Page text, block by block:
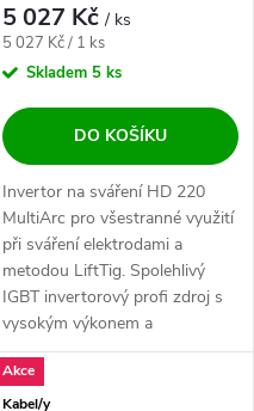
5 027 Kč/ ks
Měrná cena:
5 027 Kč / 1 ks
Skladem 5 ks
DO KOŠÍKU
Invertor na sváření HD 220
MultiArc pro všestranné využití
při sváření elektrodami a
metodou LiftTig. Spolehlivý
IGBT invertorový profi zdroj s
vysokým výkonem a
zatěžovateli,...
Akce
Kabel/y